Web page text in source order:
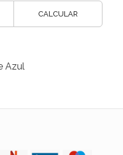
CALCULAR
Azul